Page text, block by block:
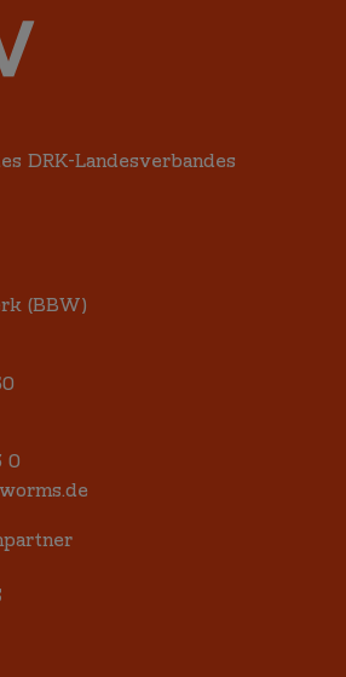
DRK-Landesverbandes
(BBW)
0